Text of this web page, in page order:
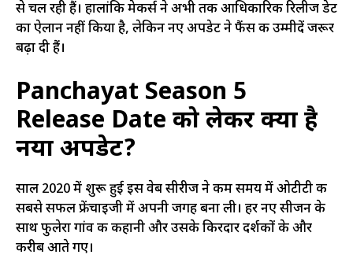
से चल रही हैं। हालांकि मेकर्स ने अभी तक आधिकारिक रिलीज डेट
का ऐलान नहीं किया है, लेकिन नए अपडेट ने फैंस की उम्मीदें जरूर
बढ़ा दी हैं।
Panchayat Season 5
Release Date को लेकर क्या है
नया अपडेट?
साल 2020 में शुरू हुई इस वेब सीरीज ने कम समय में ओटीटी की
सबसे सफल फ्रेंचाइजी में अपनी जगह बना ली। हर नए सीजन के
साथ फुलेरा गांव की कहानी और उसके किरदार दर्शकों के और
करीब आते गए।